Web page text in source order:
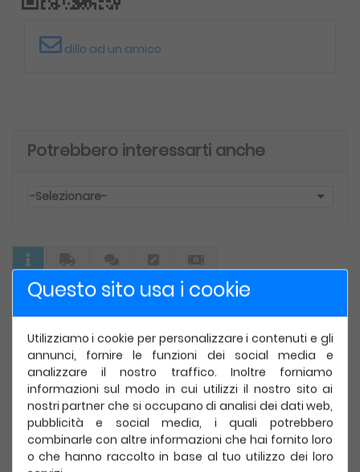
dillo ad un amico
Potrebbero interessarti anche
-Selezionare-
Suture Chirurgiche B BRAUN - ELASYN ( PTFE ) - ( EP 2 ) 3/0
PTFE Monofilamento ad elasticita' bilanciata e
porosita' ridotta. Sutura monofilamento, soffice e
maneggevole. Bassa memoria di confezionamento.
Aghi EASYSLIDE.
Struttura:monofilamento
Materiale:politetrafluoroetilene
Rivestimento: nessuno
Questo sito usa i cookie
Utilizziamo i cookie per personalizzare i contenuti e gli
annunci, fornire le funzioni dei social media e
analizzare il nostro traffico. Inoltre forniamo
informazioni sul modo in cui utilizzi il nostro sito ai
nostri partner che si occupano di analisi dei dati web,
pubblicità e social media, i quali potrebbero
combinarle con altre informazioni che hai fornito loro
o che hanno raccolto in base al tuo utilizzo dei loro